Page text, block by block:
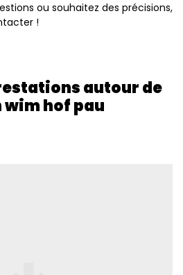
ou souhaitez des précisions,
!
autour de
wim hof pau